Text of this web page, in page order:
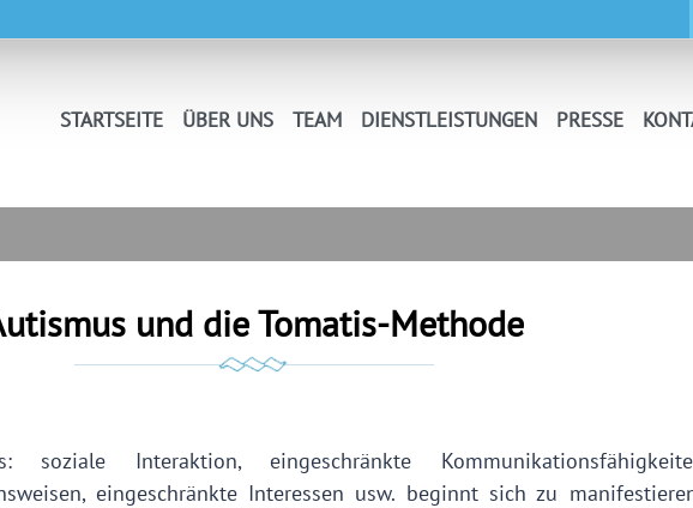
STARTSEITE ÜBER UNS TEAM DIENSTLEISTUNGEN PRESSE
und die Tomatis-Methode
soziale Interaktion, eingeschränkte
eingeschränkte Interessen usw. beginnt sich zu